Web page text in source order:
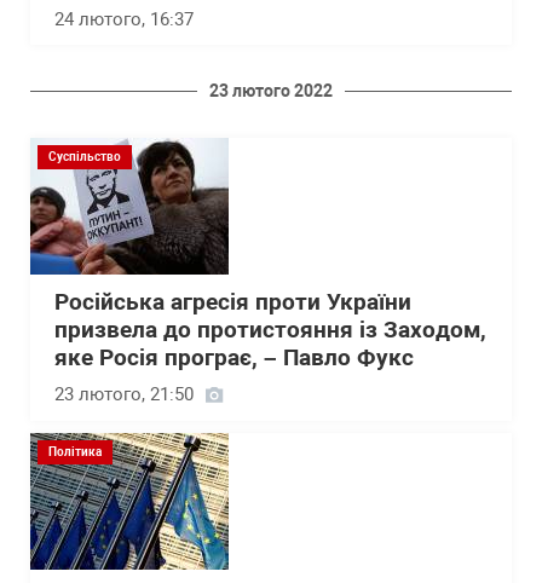
24 лютого, 16:37
23 лютого 2022
Суспільство
Російська агресія проти України
призвела до протистояння із Заходом,
яке Росія програє, – Павло Фукс
23 лютого, 21:50
Політика